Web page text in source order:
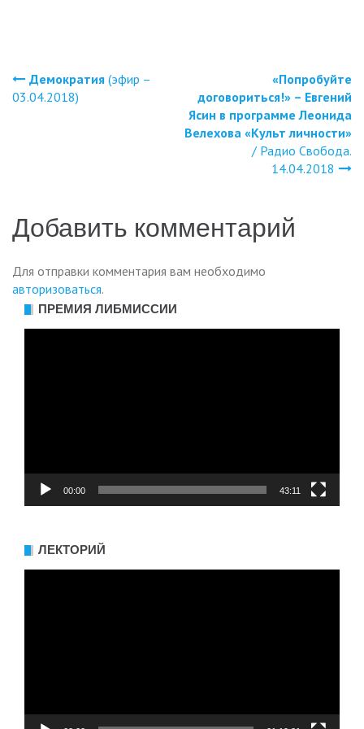
Навигация
Демократия (эфир –
03.04.2018)
«Попробуйте
договориться!» – Евгений
Ясин в программе Леонида
Велехова «Культ личности»
/ Радио Свобода.
14.04.2018
Добавить комментарий
Для отправки комментария вам необходимо
авторизоваться.
ПРЕМИЯ ЛИБМИССИИ
00:00 43:11
ЛЕКТОРИЙ